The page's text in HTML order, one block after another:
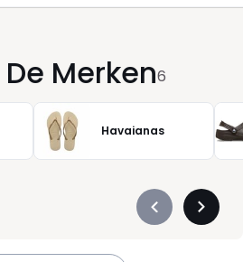
Merken6
Havaianas
Précédent